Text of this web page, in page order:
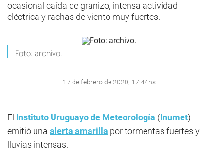
ocasional caída de granizo, intensa actividad
eléctrica y rachas de viento muy fuertes.
Foto: archivo.
17 de febrero de 2020, 17:44hs
El Instituto Uruguayo de Meteorología (Inumet)
emitió una alerta amarilla por tormentas fuertes y
lluvias intensas.